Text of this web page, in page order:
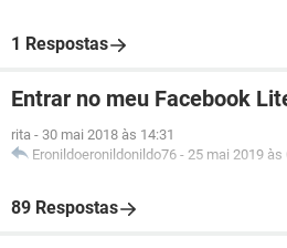
1 Respostas
Entrar no meu Facebook
rita - 30 mai 2018 às 14:31
Eronildoeronildonildo76 - 25 mai 2019 às
89 Respostas